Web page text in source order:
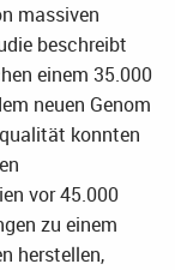
massiven
beschreibt
einem 35.000
neuen Genom
konnten
vor 45.000
zu einem
herstellen,